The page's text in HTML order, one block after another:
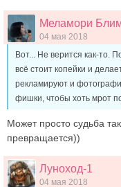
Меламори
04 мая 2018
Вот... Не верится как-то.
всё стоит копейки и
рекламируют и
фишки, чтобы хоть мрот
Может просто судьба
превращается))
Луноход-1
04 мая 2018